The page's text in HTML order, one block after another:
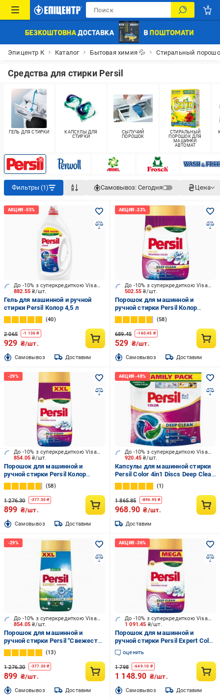
Эпицентр К Каталог Бытовая химия 💦 Стиральный
Средства для стирки Persil
ГЕЛЬ ДЛЯ СТИРКИ
КАПСУЛЫ ДЛЯ
СТИРКИ
СЫПУЧИЙ
ПОРОШОК
СТИРАЛЬНЫЙ
ПОРОШОК ДЛЯ
МАШИНКИ
АВТОМАТ
Фильтры (1) Самовывоз: Сегодня Цена
882.55₴/шт.
До -10% з суперкредиткою Visa Вигода
Гель для машинной и ручной
стирки Persil Колор 4,5 л
40
2 065 -1 136 ₴
929 ₴/шт.
Cамовывоз Доставим
502.55₴/шт.
До -10% з суперкредиткою Visa Вигода
Порошок для машинной и
ручной стирки Persil Колор
"Свежесть от Силан" 4,05 кг
58
689.45 -160.45 ₴
529 ₴/шт.
Cамовывоз Доставим
854.05₴/шт.
До -10% з суперкредиткою Visa Вигода
Порошок для машинной и
ручной стирки Persil Колор
"Свежесть от Силан" 01,05,24 л
8,1 кг
58
1 276.30 -377.30 ₴
899 ₴/шт.
Cамовывоз Доставим
920.45₴/шт.
До -10% з суперкредиткою Visa Вигода
Капсулы для машинной стирки
Persil Color 4in1 Discs Deep Clean
100 шт.
1
1 865.85 -896.95₴
968.90 ₴/шт.
Доставим
854.05₴/шт.
До -10% з суперкредиткою Visa Вигода
Порошок для машинной и
ручной стирки Persil "Свежесть
от Силан" 01,05,24 л 8,1 кг
13
1 276.30 -377.30 ₴
899 ₴/шт.
Cамовывоз Доставим
1 091.45 ₴/шт.
До -10% з суперкредиткою Visa Вигода
Порошок для машинной и
ручной стирки Persil Expert Color
Свежесть от Силан 10,65 кг
оценить
1 798 -649.10 ₴
1 148.90 ₴/шт.
Cамовывоз Доставим